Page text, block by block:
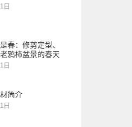
日
春：修剪定型、
鸦柿盆景的春天
日
简介
日